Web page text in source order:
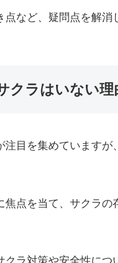
点など、疑問点を解
クラはいない
目を集めていますが
点を当て、サクラの